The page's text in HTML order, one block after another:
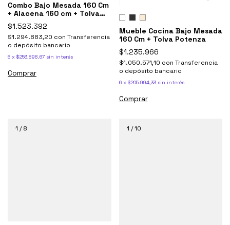
Combo Bajo Mesada 160 Cm
+ Alacena 160 cm + Tolva
despensero Potenza
$1.523.392
$1.294.883,20 con Transferencia
o depósito bancario
6 x $253.898,67 sin interés
Comprar
Mueble Cocina Bajo Mesada
160 Cm + Tolva Potenza
$1.235.966
$1.050.571,10 con Transferencia
o depósito bancario
6 x $205.994,33 sin interés
Comprar
1 /8 1 /10